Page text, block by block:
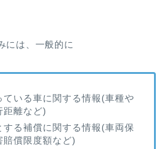
には、一般的に
ている車に関する情報(車種や
距離など)
する補償に関する情報(車両保
賠償限度額など)